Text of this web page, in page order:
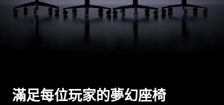
滿足每位玩家的夢幻座椅